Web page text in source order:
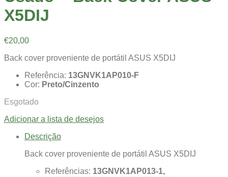
X5DIJ
€20,00
Back cover proveniente de portátil ASUS X5DIJ
Referência: 13GNVK1AP010-F
Cor: Preto/Cinzento
Esgotado
Adicionar a lista de desejos
Descrição
Back cover proveniente de portátil ASUS X5DIJ
Referências: 13GNVK1AP013-1,